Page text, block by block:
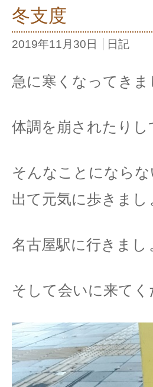
冬支度
2019年11月30日 日記
急に寒くなってきま
体調を崩されたりし
そんなことになら
出て元気に歩きまし
名古屋駅に行きまし
そして会いに来てく